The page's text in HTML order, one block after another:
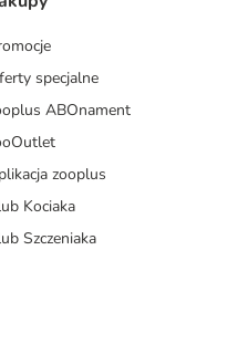
specjalne
ABOnament
zooplus
Kociaka
Szczeniaka